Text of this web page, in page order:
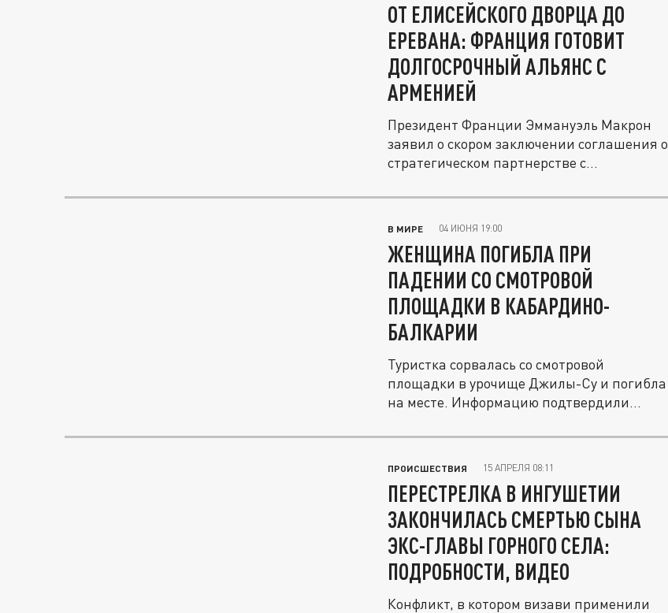
ОТ ЕЛИСЕЙСКОГО ДВОРЦА ДО
ЕРЕВАНА: ФРАНЦИЯ ГОТОВИТ
ДОЛГОСРОЧНЫЙ АЛЬЯНС С
АРМЕНИЕЙ
Президент Франции Эммануэль Макрон
заявил о скором заключении соглашения о
стратегическом партнерстве с...
В МИРЕ 04 ИЮНЯ 19:00
ЖЕНЩИНА ПОГИБЛА ПРИ
ПАДЕНИИ СО СМОТРОВОЙ
ПЛОЩАДКИ В КАБАРДИНО-
БАЛКАРИИ
Туристка сорвалась со смотровой
площадки в урочище Джилы-Су и погибла
на месте. Информацию подтвердили...
ПРОИСШЕСТВИЯ 15 АПРЕЛЯ 08:11
ПЕРЕСТРЕЛКА В ИНГУШЕТИИ
ЗАКОНЧИЛАСЬ СМЕРТЬЮ СЫНА
ЭКС-ГЛАВЫ ГОРНОГО СЕЛА:
ПОДРОБНОСТИ, ВИДЕО
Конфликт, в котором визави применили